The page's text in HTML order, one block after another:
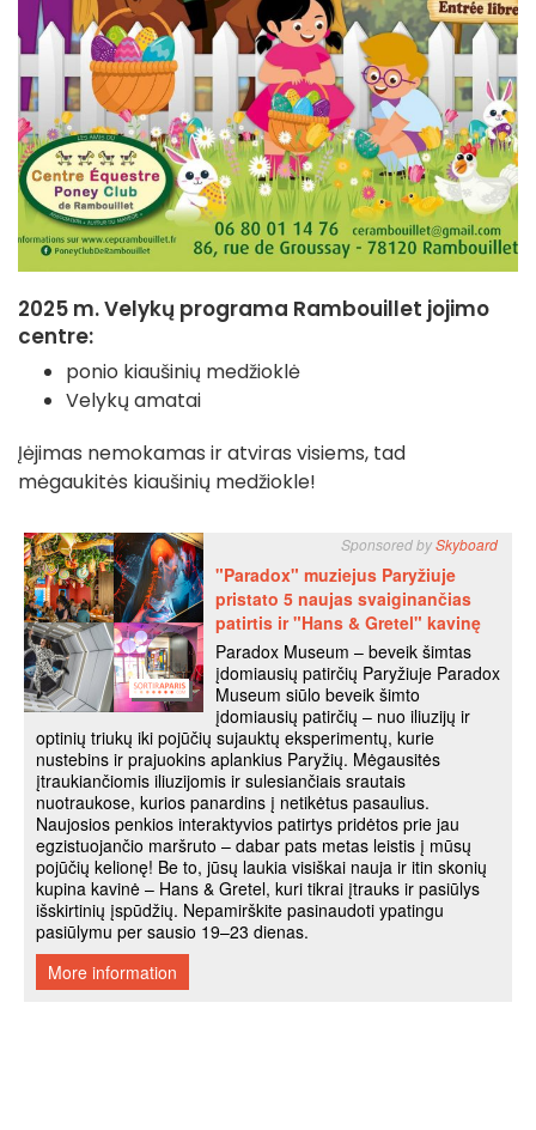
2025 m. Velykų programa Rambouillet jojimo
centre:
ponio kiaušinių medžioklė
Velykų amatai
Įėjimas nemokamas ir atviras visiems, tad
mėgaukitės kiaušinių medžiokle!